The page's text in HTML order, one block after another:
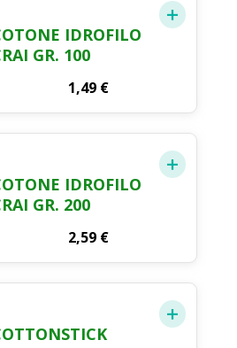
IDROFILO
GR. 100
1,49 €
IDROFILO
GR. 200
2,59 €